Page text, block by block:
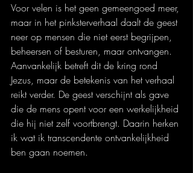
Voor velen is het geen gemeengoed meer,
maar in het pinksterverhaal daalt de geest
neer op mensen die niet eerst begrijpen,
beheersen of besturen, maar ontvangen.
Aanvankelijk betreft dit de kring rond
Jezus, maar de betekenis van het verhaal
reikt verder. De geest verschijnt als gave
die de mens opent voor een werkelijkheid
die hij niet zelf voortbrengt. Daarin herken
ik wat ik transcendente ontvankelijkheid
ben gaan noemen.